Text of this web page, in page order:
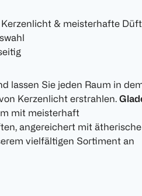
& meisterhafte
lassen Sie jeden Raum in
Kerzenlicht erstrahlen.
mit meisterhaft
angereichert mit
vielfältigen Sortiment an